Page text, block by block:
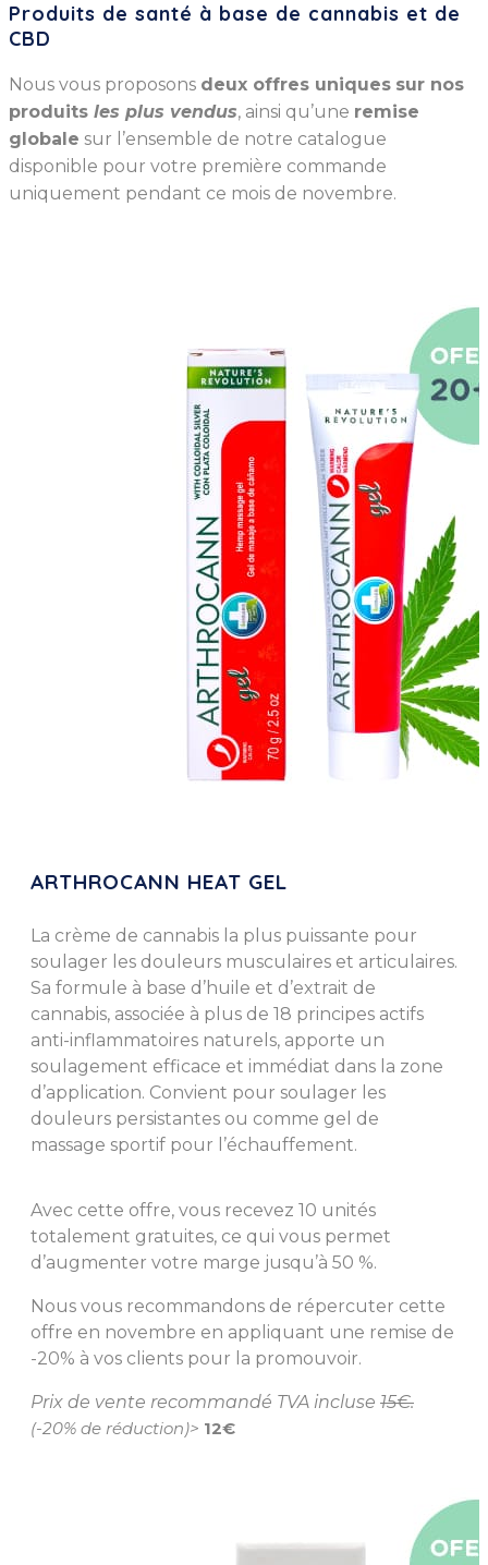
Produits de santé à base de cannabis et de
CBD
Nous vous proposons deux offres uniques sur nos
produits les plus vendus, ainsi qu’une remise
globale sur l’ensemble de notre catalogue
disponible pour votre première commande
uniquement pendant ce mois de novembre.
ARTHROCANN HEAT GEL
La crème de cannabis la plus puissante pour
soulager les douleurs musculaires et articulaires.
Sa formule à base d’huile et d’extrait de
cannabis, associée à plus de 18 principes actifs
anti-inflammatoires naturels, apporte un
soulagement efficace et immédiat dans la zone
d’application. Convient pour soulager les
douleurs persistantes ou comme gel de
massage sportif pour l’échauffement.
Avec cette offre, vous recevez 10 unités
totalement gratuites, ce qui vous permet
d’augmenter votre marge jusqu’à 50 %.
Nous vous recommandons de répercuter cette
offre en novembre en appliquant une remise de
-20% à vos clients pour la promouvoir.
Prix de vente recommandé TVA incluse 15€.
(-20% de réduction)> 12€